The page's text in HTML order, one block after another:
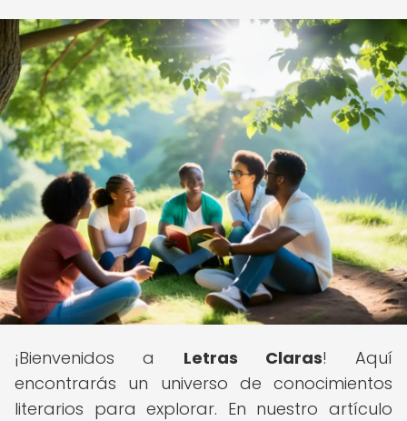
¡Bienvenidos a Letras Claras! Aquí
encontrarás un universo de conocimientos
literarios para explorar. En nuestro artículo